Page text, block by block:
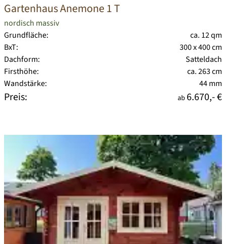
Gartenhaus Anemone 1 T
nordisch massiv
Grundfläche:
ca. 12 qm
BxT:
300 x 400 cm
Dachform:
Satteldach
Firsthöhe:
ca. 263 cm
Wandstärke:
44 mm
Preis: ab 6.670,- €